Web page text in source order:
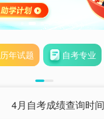
历年试题 自考专业
4月自考成绩查询时